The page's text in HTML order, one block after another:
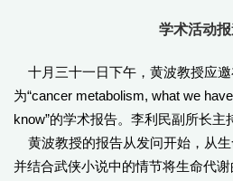
学术活动
十月三十一日下午，黄波教授应
为“cancer metabolism, what we
know”的学术报告。李利民副所长主
黄波教授的报告从发问开始，从
并结合武侠小说中的情节将生命代